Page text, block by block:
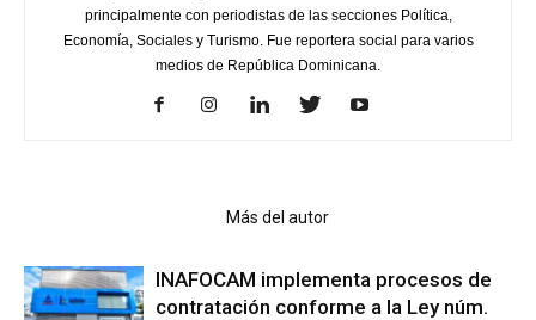
principalmente con periodistas de las secciones Política,
Economía, Sociales y Turismo. Fue reportera social para varios
medios de República Dominicana.
Más del autor
INAFOCAM implementa procesos de
contratación conforme a la Ley núm.